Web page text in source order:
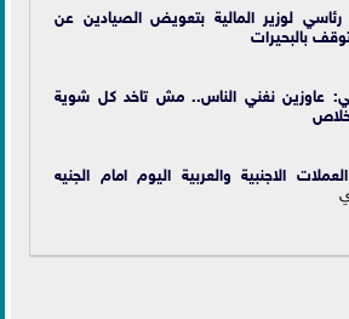
لوزير المالية بتعويض الصيادين عن
بالبحيرات
عاوزين نغني الناس.. مش تاخد كل شوية
الاجنبية والعربية اليوم امام الجنيه